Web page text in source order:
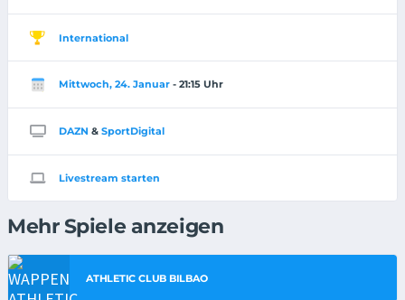
International
Mittwoch, 24. Januar - 21:15 Uhr
DAZN & SportDigital
Livestream starten
Mehr Spiele anzeigen
ATHLETIC CLUB BILBAO